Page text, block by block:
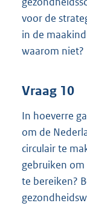
voor de
in de
waarom niet?
Vraag 10
In hoeverre
om de
circulair te
gebruiken
te bereiken?